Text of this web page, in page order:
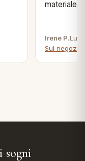
materiale .
Irene P.Lug
Sul negozio
sogni